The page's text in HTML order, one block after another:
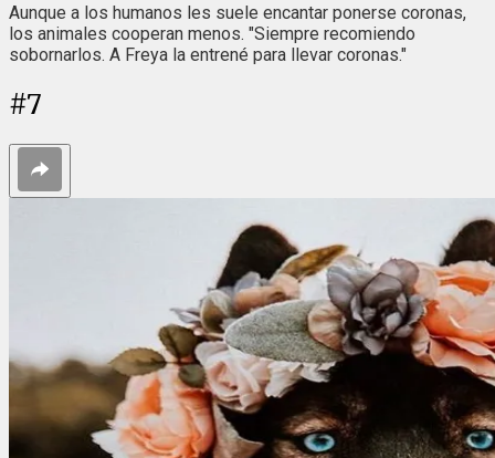
Aunque a los humanos les suele encantar ponerse coronas,
los animales cooperan menos. "Siempre recomiendo
sobornarlos. A Freya la entrené para llevar coronas."
#7